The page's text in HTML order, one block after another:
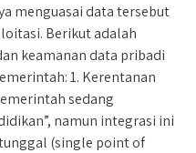
menguasai data tersebut
Berikut adalah
keamanan data pribadi
1. Kerentanan
sedang
namun integrasi ini
(single point of